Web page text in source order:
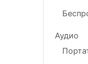
Аудио